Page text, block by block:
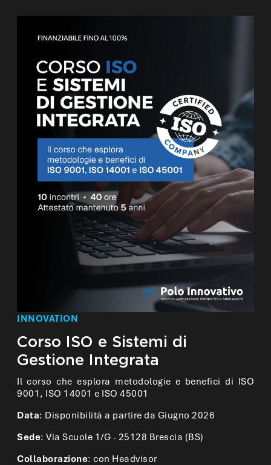
INNOVATION
Corso ISO e Sistemi di
Gestione Integrata
Il corso che esplora metodologie e benefici di ISO
9001, ISO 14001 e ISO 45001
Data: Disponibilità a partire da Giugno 2026
Sede: Via Scuole 1/G - 25128 Brescia (BS)
Collaborazione: con Headvisor